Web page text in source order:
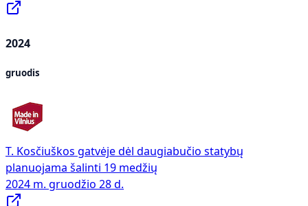
2024
gruodis
T. Kosčiuškos gatvėje dėl daugiabučio statybų
planuojama šalinti 19 medžių
2024 m. gruodžio 28 d.